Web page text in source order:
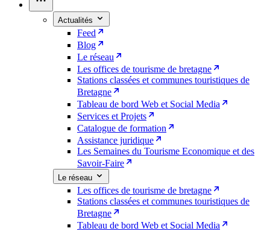
Actualités
Feed
Blog
Le réseau
Les offices de tourisme de bretagne
Stations classées et communes touristiques de
Bretagne
Tableau de bord Web et Social Media
Services et Projets
Catalogue de formation
Assistance juridique
Les Semaines du Tourisme Economique et des
Savoir-Faire
Le réseau
Les offices de tourisme de bretagne
Stations classées et communes touristiques de
Bretagne
Tableau de bord Web et Social Media